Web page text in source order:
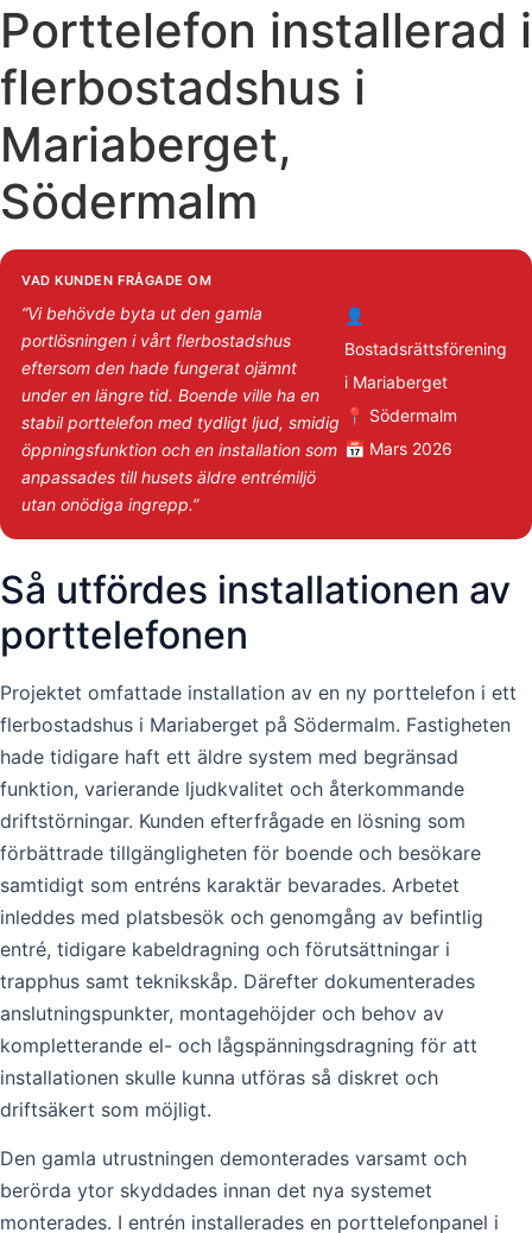
Porttelefon installerad i
flerbostadshus i
Mariaberget,
Södermalm
VAD KUNDEN FRÅGADE OM
“Vi behövde byta ut den gamla
portlösningen i vårt flerbostadshus
eftersom den hade fungerat ojämnt
under en längre tid. Boende ville ha en
stabil porttelefon med tydligt ljud, smidig
öppningsfunktion och en installation som
anpassades till husets äldre entrémiljö
utan onödiga ingrepp.”
👤
Bostadsrättsförening
i Mariaberget
📍 Södermalm
📅 Mars 2026
Så utfördes installationen av
porttelefonen
Projektet omfattade installation av en ny porttelefon i ett
flerbostadshus i Mariaberget på Södermalm. Fastigheten
hade tidigare haft ett äldre system med begränsad
funktion, varierande ljudkvalitet och återkommande
driftstörningar. Kunden efterfrågade en lösning som
förbättrade tillgängligheten för boende och besökare
samtidigt som entréns karaktär bevarades. Arbetet
inleddes med platsbesök och genomgång av befintlig
entré, tidigare kabeldragning och förutsättningar i
trapphus samt teknikskåp. Därefter dokumenterades
anslutningspunkter, montagehöjder och behov av
kompletterande el- och lågspänningsdragning för att
installationen skulle kunna utföras så diskret och
driftsäkert som möjligt.
Den gamla utrustningen demonterades varsamt och
berörda ytor skyddades innan det nya systemet
monterades. I entrén installerades en porttelefonpanel i